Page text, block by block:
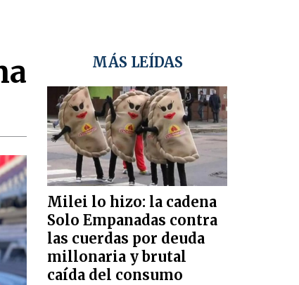
MÁS LEÍDAS
Milei lo hizo: la cadena
Solo Empanadas contra
las cuerdas por deuda
millonaria y brutal
caída del consumo